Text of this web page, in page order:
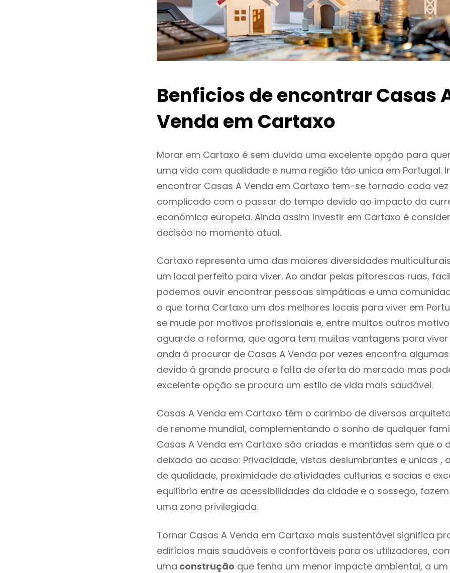
Benficios de encontrar Casas
Venda em Cartaxo
Morar em Cartaxo é sem duvida uma excelente opção para
uma vida com qualidade e numa região táo unica em Portugal.
encontrar Casas A Venda em Cartaxo tem-se tornado cada
complicado com o passar do tempo devido ao impacto da
económica europeia. Ainda assim Investir em Cartaxo é
decisão no momento atual.
Cartaxo representa uma das maiores diversidades
um local perfeito para viver. Ao andar pelas pitorescas ruas,
podemos ouvir encontrar pessoas simpáticas e uma
o que torna Cartaxo um dos melhores locais para viver em
se mude por motivos profissionais e, entre muitos outros
aguarde a reforma, que agora tem muitas vantagens para viver
anda à procurar de Casas A Venda por vezes encontra
devido à grande procura e falta de oferta do mercado mas
excelente opção se procura um estilo de vida mais saudável.
Casas A Venda em Cartaxo têm o carimbo de diversos
de renome mundial, complementando o sonho de qualquer
Casas A Venda em Cartaxo são criadas e mantidas sem que o
deixado ao acaso: Privacidade, vistas deslumbrantes e unicas ,
de qualidade, proximidade de atividades culturias e socias e
equilíbrio entre as acessibilidades da cidade e o sossego,
uma zona privilegiada.
Tornar Casas A Venda em Cartaxo mais sustentável significa
edifícios mais saudáveis e confortáveis para os utilizadores,
uma construção que tenha um menor impacte ambiental, a